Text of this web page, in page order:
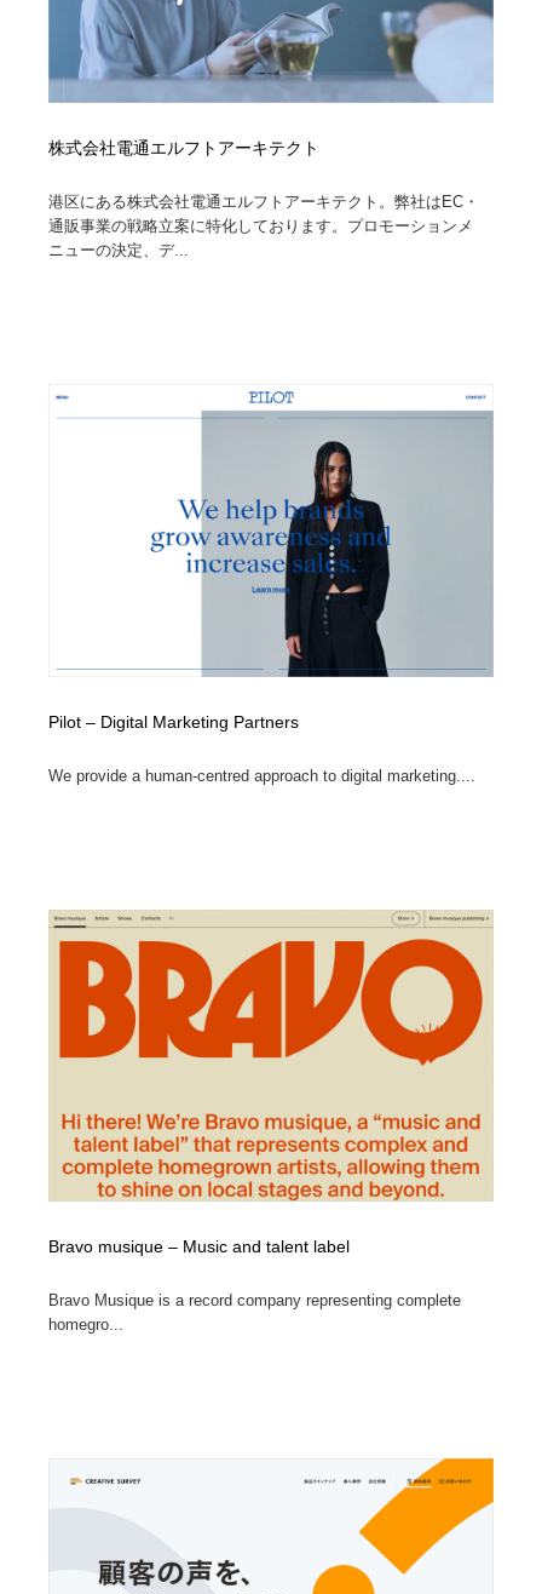
株式会社電通エルフトアーキテクト
港区にある株式会社電通エルフトアーキテクト。弊社はEC・
通販事業の戦略立案に特化しております。プロモーションメ
ニューの決定、デ...
Pilot – Digital Marketing Partners
We provide a human-centred approach to digital marketing....
Bravo musique – Music and talent label
Bravo Musique is a record company representing complete
homegro...